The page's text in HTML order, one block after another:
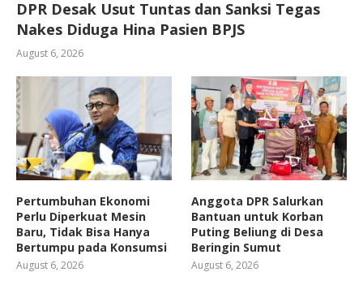
DPR Desak Usut Tuntas dan Sanksi Tegas
Nakes Diduga Hina Pasien BPJS
August 6, 2026
Pertumbuhan Ekonomi
Perlu Diperkuat Mesin
Baru, Tidak Bisa Hanya
Bertumpu pada Konsumsi
August 6, 2026
Anggota DPR Salurkan
Bantuan untuk Korban
Puting Beliung di Desa
Beringin Sumut
August 6, 2026